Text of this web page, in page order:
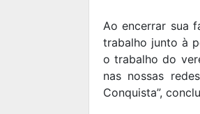
Ao encerrar sua
trabalho junto à
o trabalho do
nas nossas
Conquista”,